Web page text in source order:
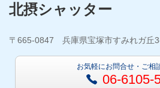
北摂シャッター
〒665-0847 兵庫県宝塚市すみれガ丘
お気軽にお問合せ・ご相
06-6105-